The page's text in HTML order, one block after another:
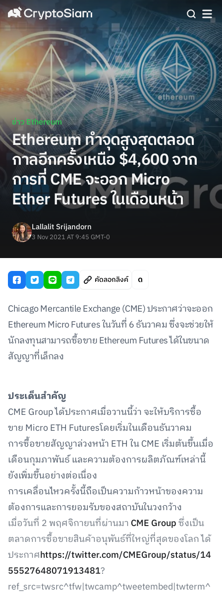
ข่าว Ethereum
Ethereum ทำจุดสูงสุดตลอด
กาลอีกครั้งเหนือ $4,600 จาก
การที่ CME จะออก Micro
Ether Futures ในเดือนหน้า
Lallalit Srijandorn
3 Nov 2021 AT 9:45 GMT-0
คัดลอกลิงค์
Chicago Mercantile Exchange (CME) ประกาศว่าจะออก
Ethereum Micro Futures ในวันที่ 6 ธันวาคม ซึ่งจะช่วยให้
นักลงทุนสามารถซื้อขาย Ethereum Futures ได้ในขนาด
สัญญาที่เล็กลง
ประเด็นสำคัญ
CME Group ได้ประกาศเมื่อวานนี้ว่า จะให้บริการซื้อ
ขาย Micro ETH Futuresโดยเริ่มในเดือนธันวาคม
การซื้อขายสัญญาล่วงหน้า ETH ใน CME เริ่มต้นขึ้นเมื่อ
เดือนกุมภาพันธ์ และความต้องการผลิตภัณฑ์เหล่านี้
ยังเพิ่มขึ้นอย่างต่อเนื่อง
การเคลื่อนไหวครั้งนี้ถือเป็นความก้าวหน้าของความ
ต้องการและการยอมรับของสถาบันในวงกว้าง
เมื่อวันที่ 2 พฤศจิกายนที่ผ่านมา CME Groupซึ่งเป็น
ตลาดการซื้อขายสินค้าอนุพันธ์ที่ใหญ่ที่สุดของโลก ได้
ประกาศhttps://twitter.com/CMEGroup/status/14
55527648071913481?
ref_src=twsrc^tfw|twcamp^tweetembed|twterm^